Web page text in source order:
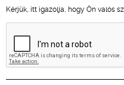
Kérjük, itt igazolja, hogy Ön valós